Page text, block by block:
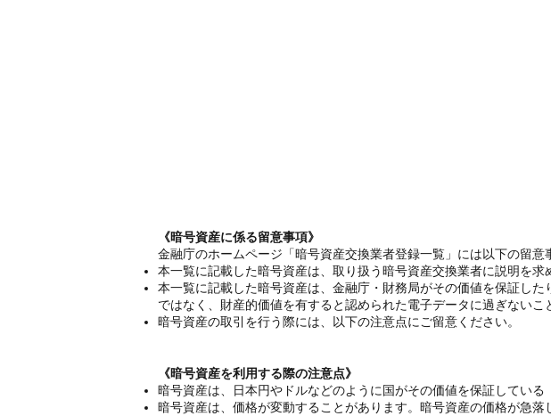
《暗号資産に係る留意事項》
金融庁のホームページ「暗号資産交換業者登録一覧」には以下の留意
本一覧に記載した暗号資産は、取り扱う暗号資産交換業者に説明を
本一覧に記載した暗号資産は、金融庁・財務局がその価値を保証し
ではなく、財産的価値を有すると認められた電子データに過ぎないこ
暗号資産の取引を行う際には、以下の注意点にご留意ください。
《暗号資産を利用する際の注意点》
暗号資産は、日本円やドルなどのように国がその価値を保証してい
暗号資産は、価格が変動することがあります。暗号資産の価格が急